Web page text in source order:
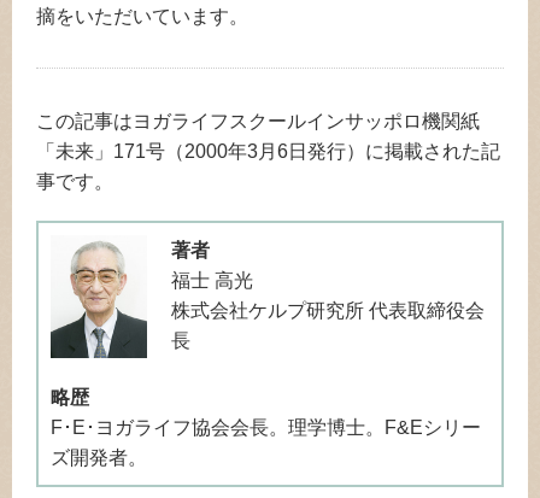
摘をいただいています。
この記事はヨガライフスクールインサッポロ機関紙
「未来」171号（2000年3月6日発行）に掲載された記
事です。
著者
福士 高光
株式会社ケルプ研究所 代表取締役会
長
略歴
F･E･ヨガライフ協会会長。理学博士。F&Eシリー
ズ開発者。